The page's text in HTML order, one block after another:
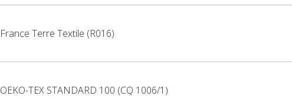
France Terre Textile (R016)
OEKO-TEX STANDARD 100 (CQ 1006/1)